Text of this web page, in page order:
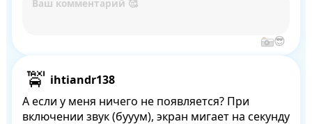
ihtiandr138
А если у меня ничего не появляется? При
включении звук (бууум), экран мигает на секунду